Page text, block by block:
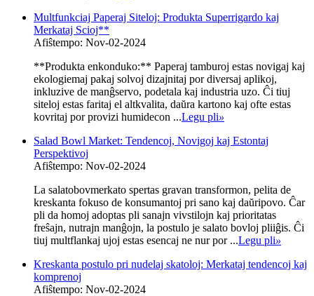
Multfunkciaj Paperaj Siteloj: Produkta Superrigardo kaj
Merkataj Scioj**
Afiŝtempo: Nov-02-2024
**Produkta enkonduko:** Paperaj tamburoj estas novigaj kaj
ekologiemaj pakaj solvoj dizajnitaj por diversaj aplikoj,
inkluzive de manĝservo, podetala kaj industria uzo. Ĉi tiuj
siteloj estas faritaj el altkvalita, daŭra kartono kaj ofte estas
kovritaj por provizi humidecon ...Legu pli»
Salad Bowl Market: Tendencoj, Novigoj kaj Estontaj
Perspektivoj
Afiŝtempo: Nov-02-2024
La salatobovmerkato spertas gravan transformon, pelita de
kreskanta fokuso de konsumantoj pri sano kaj daŭripovo. Ĉar
pli da homoj adoptas pli sanajn vivstilojn kaj prioritatas
freŝajn, nutrajn manĝojn, la postulo je salato bovloj pliiĝis. Ĉi
tiuj multflankaj ujoj estas esencaj ne nur por ...Legu pli»
Kreskanta postulo pri nudelaj skatoloj: Merkataj tendencoj kaj
komprenoj
Afiŝtempo: Nov-02-2024